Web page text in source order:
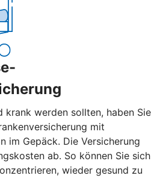
krank werden sollten, haben Sie
mit
im Gepäck. Die Versicherung
ab. So können Sie sich
wieder gesund zu